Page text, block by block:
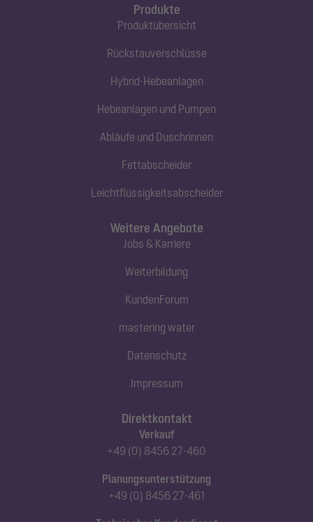
Produkte
Produktübersicht
Rückstauverschlüsse
Hybrid-Hebeanlagen
Hebeanlagen und Pumpen
Abläufe und Duschrinnen
Fettabscheider
Leichtflüssigkeitsabscheider
Direktkontakt
Verkauf
+49 (0) 8456 27-460
Planungsunterstützung
+49 (0) 8456 27-461
Weitere Angebote
Jobs & Karriere
Weiterbildung
KundenForum
mastering water
Datenschutz
Impressum